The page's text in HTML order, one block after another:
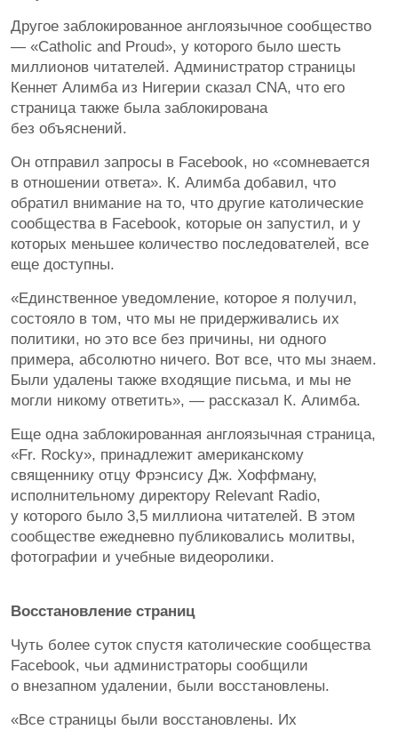
Другое заблокированное англоязычное сообщество
— «Catholic and Proud», у которого было шесть
миллионов читателей. Администратор страницы
Кеннет Алимба из Нигерии сказал CNA, что его
страница также была заблокирована
без объяснений.
Он отправил запросы в Facebook, но «сомневается
в отношении ответа». К. Алимба добавил, что
обратил внимание на то, что другие католические
сообщества в Facebook, которые он запустил, и у
которых меньшее количество последователей, все
еще доступны.
«Единственное уведомление, которое я получил,
состояло в том, что мы не придерживались их
политики, но это все без причины, ни одного
примера, абсолютно ничего. Вот все, что мы знаем.
Были удалены также входящие письма, и мы не
могли никому ответить», — рассказал К. Алимба.
Еще одна заблокированная англоязычная страница,
«Fr. Rocky», принадлежит американскому
священнику отцу Фрэнсису Дж. Хоффману,
исполнительному директору Relevant Radio,
у которого было 3,5 миллиона читателей. В этом
сообществе ежедневно публиковались молитвы,
фотографии и учебные видеоролики.
Восстановление страниц
Чуть более суток спустя католические сообщества
Facebook, чьи администраторы сообщили
о внезапном удалении, были восстановлены.
«Все страницы были восстановлены. Их